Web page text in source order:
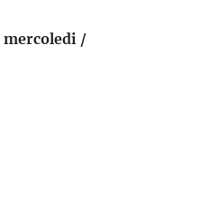
mercoledi /